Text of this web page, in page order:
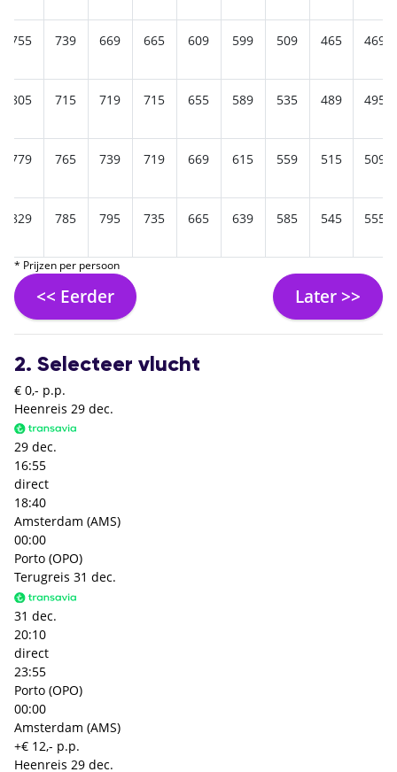
755 739 669 665 609 599 509 465 469
805 715 719 715 655 589 535 489 495
779 765 739 719 669 615 559 515 509
829 785 795 735 665 639 585 545 555
* Prijzen per persoon
<< Eerder Later >>
2. Selecteer vlucht
€ 0,- p.p.
Heenreis 29 dec.
29 dec.
16:55
direct
18:40
Amsterdam (AMS)
00:00
Porto (OPO)
Terugreis 31 dec.
31 dec.
20:10
direct
23:55
Porto (OPO)
00:00
Amsterdam (AMS)
+€ 12,- p.p.
Heenreis 29 dec.